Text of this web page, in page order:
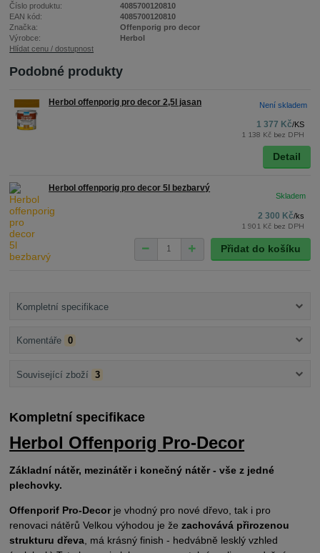
Číslo produktu:
4085700120810
EAN kód:
4085700120810
Značka:
Offenporig pro decor
Výrobce:
Herbol
Hlídat cenu / dostupnost
Podobné produkty
Herbol offenporig pro decor 2,5l jasan
1 377 Kč/KS
1 138 Kč bez DPH
Není skladem
Detail
Herbol offenporig pro decor 5l bezbarvý
2 300 Kč/ks
1 901 Kč bez DPH
Přidat do košíku
Kompletní specifikace
Komentáře 0
Související zboží 3
Kompletní specifikace
Herbol Offenporig Pro-Decor
Základní nátěr, mezinátěr i konečný nátěr - vše z jedné
plechovky.
Offenporif Pro-Decorje vhodný pro nové dřevo, tak i pro
renovaci nátěrů Velkou výhodou je žezachovává přirozenou
strukturu dřeva , má krásný finish - hedvábně lesklý vzhled